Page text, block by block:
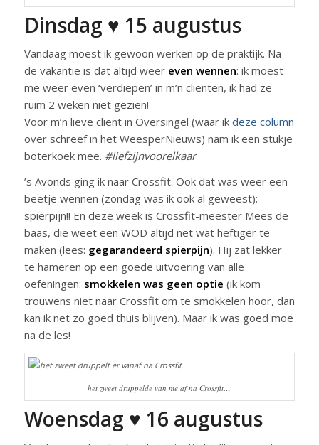
Dinsdag ♥ 15 augustus
Vandaag moest ik gewoon werken op de praktijk. Na
de vakantie is dat altijd weer even wennen: ik moest
me weer even ‘verdiepen’ in m’n cliënten, ik had ze
ruim 2 weken niet gezien!
Voor m’n lieve cliënt in Oversingel (waar ik deze column
over schreef in het WeesperNieuws) nam ik een stukje
boterkoek mee. #liefzijnvoorelkaar
’s Avonds ging ik naar Crossfit. Ook dat was weer een
beetje wennen (zondag was ik ook al geweest):
spierpijn!! En deze week is Crossfit-meester Mees de
baas, die weet een WOD altijd net wat heftiger te
maken (lees: gegarandeerd spierpijn). Hij zat lekker
te hameren op een goede uitvoering van alle
oefeningen: smokkelen was geen optie (ik kom
trouwens niet naar Crossfit om te smokkelen hoor, dan
kan ik net zo goed thuis blijven). Maar ik was goed moe
na de les!
het zweet druppelde van me af na Crossfit…
Woensdag ♥ 16 augustus